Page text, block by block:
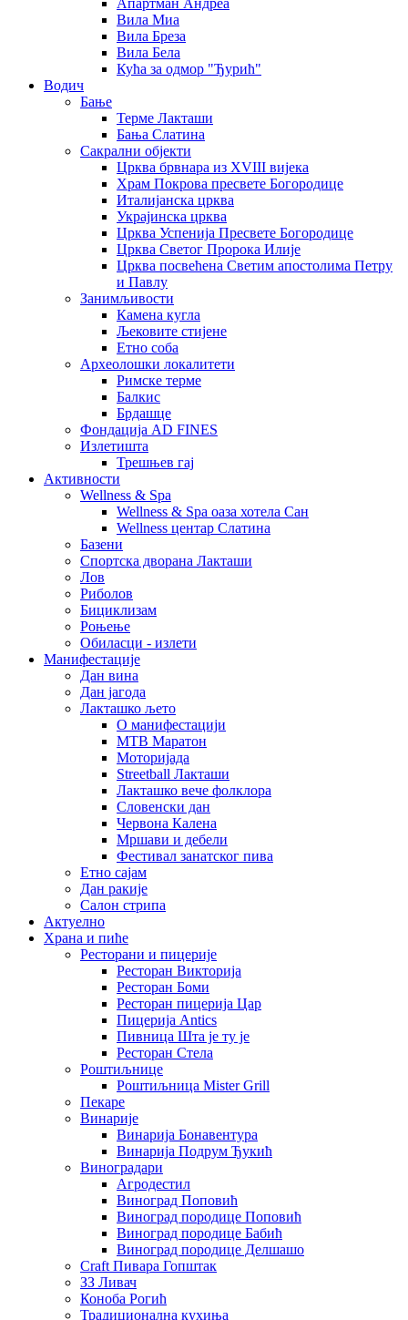
Апартман Андреа
Вила Миа
Вила Бреза
Вила Бела
Кућа за одмор "Ђурић"
Водич
Бање
Терме Лакташи
Бања Слатина
Сакрални објекти
Црква брвнара из XVIII вијека
Храм Покрова пресвете Богородице
Италијанска црква
Украјинска црква
Црква Успенија Пресвете Богородице
Црква Светог Пророка Илије
Црква посвећена Светим апостолима Петру
и Павлу
Занимљивости
Камена кугла
Љековите стијене
Етно соба
Археолошки локалитети
Римске терме
Балкис
Брдашце
Фондација AD FINES
Излетишта
Трешњев гај
Активности
Wellness & Spa
Wellness & Spa оаза хотела Сан
Wellness центар Слатина
Базени
Спортска дворана Лакташи
Лов
Риболов
Бициклизам
Роњење
Обиласци - излети
Манифестације
Дан вина
Дан јагода
Лакташко љето
О манифестацији
MTB Маратон
Моторијада
Streetball Лакташи
Лакташко вече фолклора
Словенски дан
Червона Калена
Мршави и дебели
Фестивал занатског пива
Етно сајам
Дан ракије
Салон стрипа
Актуелно
Храна и пиће
Ресторани и пицерије
Ресторан Викторија
Ресторан Боми
Ресторан пицерија Цар
Пицерија Аntics
Пивница Шта је ту је
Ресторан Стела
Роштиљнице
Роштиљница Mister Grill
Пекаре
Винарије
Винарија Бонавентура
Винарија Подрум Ђукић
Виноградари
Агродестил
Виноград Поповић
Виноград породице Поповић
Виноград породице Бабић
Виноград породице Делшашо
Craft Пивара Гопштак
ЗЗ Ливач
Коноба Рогић
Традиционална кухиња